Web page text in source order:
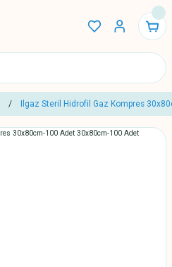
Ilgaz Steril Hidrofil Gaz Kompres